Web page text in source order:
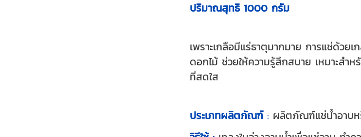
ปริมาณสุทธิ 1000 กรัม
เพราะเกลือมีแร่ธาตุมากมาย การแช่ด้วย
ดอกไม้ ช่วยให้ความรู้สึกสบาย เหมาะสำ
ที่สดใส
ประเภทผลิตภัณฑ์: ผลิตภัณฑ์แช่น้ำอาบ